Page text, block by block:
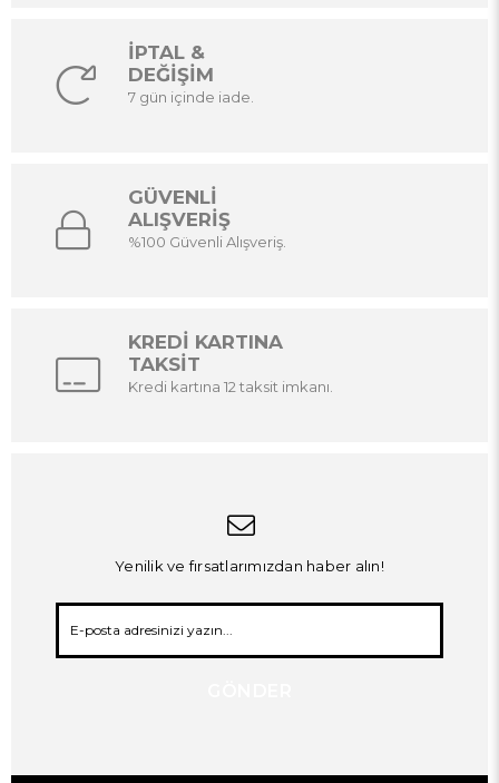
İPTAL &
DEĞİŞİM
7 gün içinde iade.
GÜVENLİ
ALIŞVERİŞ
%100 Güvenli Alışveriş.
KREDİ KARTINA
TAKSİT
Kredi kartına 12 taksit imkanı.
Yenilik ve fırsatlarımızdan haber alın!